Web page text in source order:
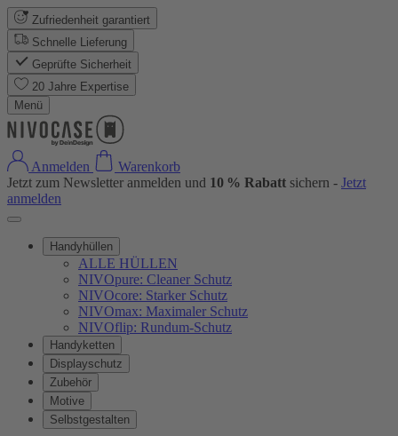
Zufriedenheit garantiert
Schnelle Lieferung
Geprüfte Sicherheit
20 Jahre Expertise
Menü
Anmelden
Warenkorb
Jetzt zum Newsletter anmelden und 10 % Rabatt sichern - Jetzt
anmelden
Handyhüllen
ALLE HÜLLEN
NIVOpure: Cleaner Schutz
NIVOcore: Starker Schutz
NIVOmax: Maximaler Schutz
NIVOflip: Rundum-Schutz
Handyketten
Displayschutz
Zubehör
Motive
Selbstgestalten